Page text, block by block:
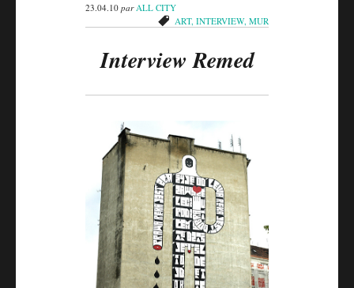
23.04.10 par ALL CITY
ART, INTERVIEW, MUR
Interview Remed